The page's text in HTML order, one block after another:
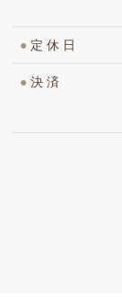
● 定休日
● 決済